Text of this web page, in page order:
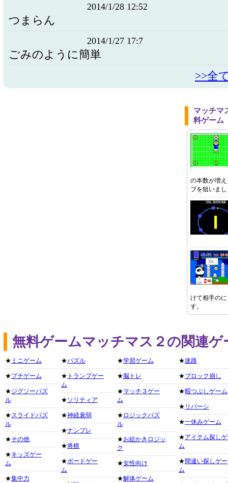
2014/1/28 12:52
つまらん
2014/1/27 17:7
ごみのように簡単
>>全
マッチマ
料ゲーム
の本数が増
ブを狙いま
けて相手の
す。
無料ゲームマッチマス２の関連
★ ミニゲーム
★プチゲーム
★ジグソーパズ
ル
★スライドパズ
ル
★その他
★キッズゲー
ム
★集中力
★パズル
★ トランプゲー
ム
★ソリティア
★神経衰弱
★ナンプレ
★将棋
★ボードゲー
ム
★学習ゲーム
★脳トレ
★マッチ３ゲー
ム
★ ロジックパズ
ル
★お絵かきロジッ
ク
★女性向け
★解体ゲーム
★迷路
★ブロック崩し
★暇つぶしゲーム
★ リバーシ
★一休みゲーム
★アイテム探し
ム
★間違い探しゲー
ム